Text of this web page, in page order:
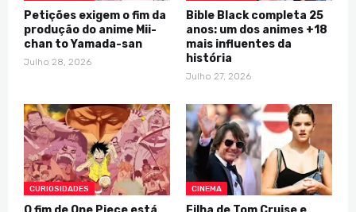
Petições exigem o fim da
produção do anime Mii-
chan to Yamada-san
Julho 28, 2026
Bible Black completa 25
anos: um dos animes +18
mais influentes da
história
Julho 27, 2026
CURIOSIDADES CINEMA